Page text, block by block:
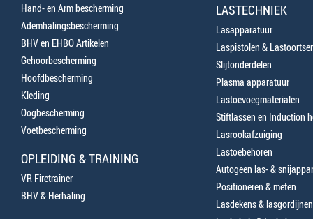
Hand- en Arm bescherming
Ademhalingsbescherming
BHV en EHBO Artikelen
Gehoorbescherming
Hoofdbescherming
Kleding
Oogbescherming
Voetbescherming
OPLEIDING & TRAINING
VR Firetrainer
BHV & Herhaling
LASTECHNIEK
Lasapparatuur
Laspistolen &
Slijtonderdelen
Plasma apparatuur
Lastoevoegmaterialen
Stiftlassen en Induction
Lasrookafzuiging
Lastoebehoren
Autogeen las- &
Positioneren & meten
Lasdekens & lasgordijnen